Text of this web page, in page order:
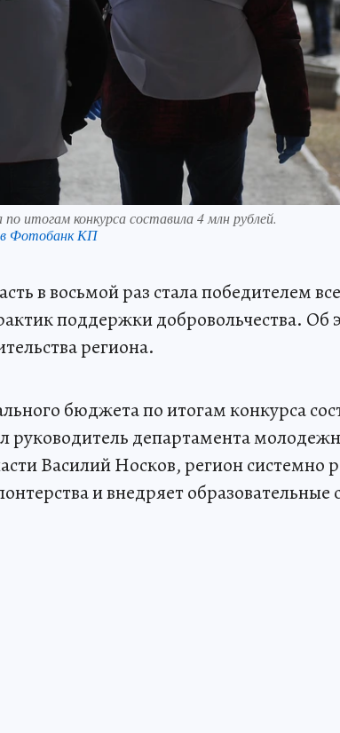
итогам конкурса составила 4 млн рублей.
Фотобанк КП
в восьмой раз стала победителем
поддержки добровольчества. Об
региона.
бюджета по итогам конкурса
руководитель департамента
Василий Носков, регион системно
и внедряет образовательные